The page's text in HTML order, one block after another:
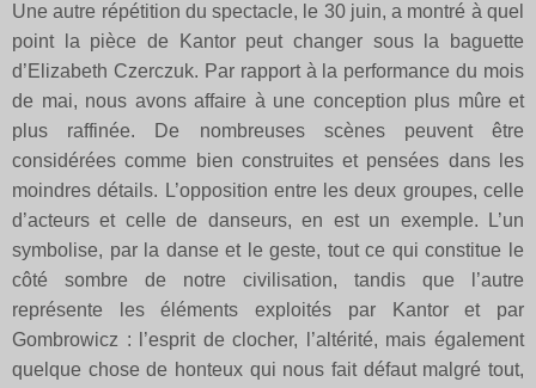
Une autre répétition du spectacle, le 30 juin, a montré à quel
point la pièce de Kantor peut changer sous la baguette
d’Elizabeth Czerczuk. Par rapport à la performance du mois
de mai, nous avons affaire à une conception plus mûre et
plus raffinée. De nombreuses scènes peuvent être
considérées comme bien construites et pensées dans les
moindres détails. L’opposition entre les deux groupes, celle
d’acteurs et celle de danseurs, en est un exemple. L’un
symbolise, par la danse et le geste, tout ce qui constitue le
côté sombre de notre civilisation, tandis que l’autre
représente les éléments exploités par Kantor et par
Gombrowicz : l’esprit de clocher, l’altérité, mais également
quelque chose de honteux qui nous fait défaut malgré tout,